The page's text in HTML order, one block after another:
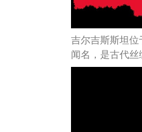
吉尔吉斯斯坦
闻名，是古代丝